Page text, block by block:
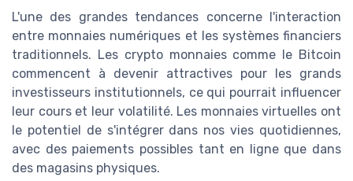
L'une des grandes tendances concerne l'interaction
entre monnaies numériques et les systèmes financiers
traditionnels. Les crypto monnaies comme le Bitcoin
commencent à devenir attractives pour les grands
investisseurs institutionnels, ce qui pourrait influencer
leur cours et leur volatilité. Les monnaies virtuelles ont
le potentiel de s'intégrer dans nos vies quotidiennes,
avec des paiements possibles tant en ligne que dans
des magasins physiques.